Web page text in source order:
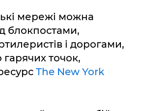
мережі можна
блокпостами,
і дорогами,
точок,
The New York